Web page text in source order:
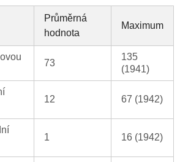
Průměrná
hodnota
Maximum
73
135
(1941)
12 67 (1942)
1 16 (1942)